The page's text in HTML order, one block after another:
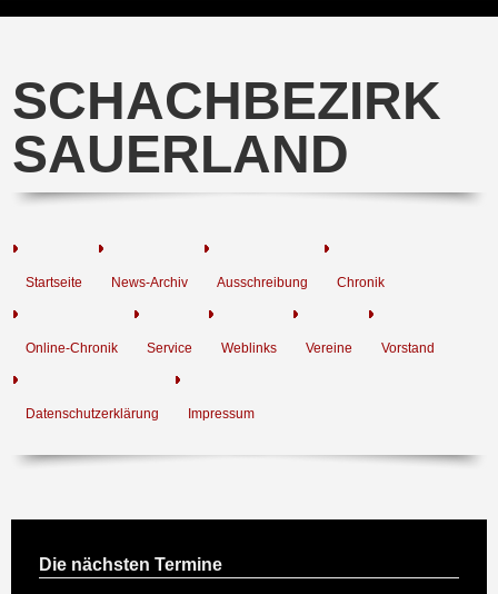
SCHACHBEZIRK
SAUERLAND
Startseite News-Archiv Ausschreibung Chronik
Online-Chronik Service Weblinks Vereine Vorstand
Datenschutzerklärung Impressum
Die nächsten Termine